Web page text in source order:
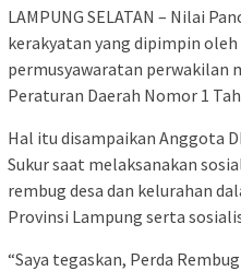
LAMPUNG SELATAN – Nilai
kerakyatan yang dipimpin
permusyawaratan perwakilan
Peraturan Daerah Nomor 1
Hal itu disampaikan Anggota
Sukur saat melaksanakan
rembug desa dan kelurahan
Provinsi Lampung serta
“Saya tegaskan, Perda